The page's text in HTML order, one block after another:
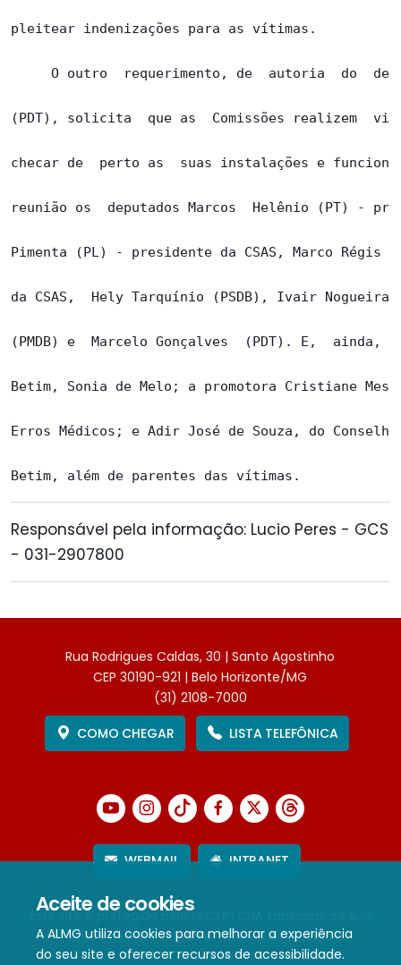
Aceite de cookies
A ALMG utiliza cookies para melhorar a experiência
do seu site e oferecer recursos de acessibilidade.
pleitear indenizações para as vítimas.
O outro  requerimento, de  autoria  do
(PDT), solicita  que as  Comissões realizem
checar de  perto as  suas instalações e
reunião os  deputados Marcos  Helênio (PT) -
Pimenta (PL) - presidente da CSAS, Marco Régis
da CSAS,  Hely Tarquínio (PSDB), Ivair Nogueira
(PMDB) e  Marcelo Gonçalves  (PDT). E,  ainda,
Betim, Sonia de Melo; a promotora Cristiane
Erros Médicos; e Adir José de Souza, do
Responsável pela informação: Lucio Peres - GCS
- 031-2907800
Rua Rodrigues Caldas, 30 | Santo Agostinho
CEP 30190-921 | Belo Horizonte/MG
(31) 2108-7000
COMO CHEGAR
LISTA TELEFÔNICA
WEBMAIL INTRANET
Este site é protegido pelo reCAPTCHA (aplicam-se sua
Política de PrivacidadeeTermos de Serviço).